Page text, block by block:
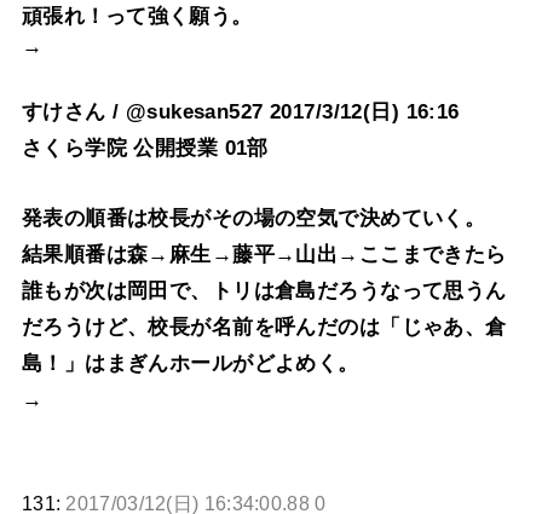
頑張れ！って強く願う。
→
すけさん / @sukesan527 2017/3/12(日) 16:16
さくら学院 公開授業 01部
発表の順番は校長がその場の空気で決めていく。
結果順番は森→麻生→藤平→山出→ここまできたら
誰もが次は岡田で、トリは倉島だろうなって思うん
だろうけど、校長が名前を呼んだのは「じゃあ、倉
島！」はまぎんホールがどよめく。
→
131: 2017/03/12(日) 16:34:00.88 0